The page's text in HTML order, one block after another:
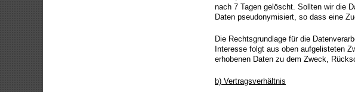
nach 7 Tagen gelöscht. Sollten wir die
Daten pseudonymisiert, so dass eine
Die Rechtsgrundlage für die
Interesse folgt aus oben aufgelisteten
erhobenen Daten zu dem Zweck,
b) Vertragsverhältnis